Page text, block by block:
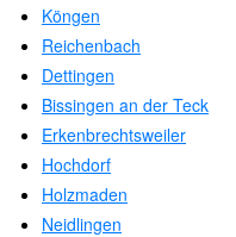
Köngen
Reichenbach
Dettingen
Bissingen an der Teck
Erkenbrechtsweiler
Hochdorf
Holzmaden
Neidlingen